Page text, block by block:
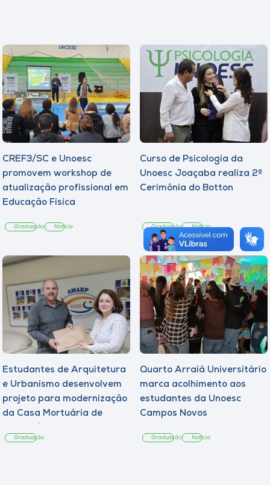
CREF3/SC e Unoesc
promovem workshop de
atualização profissional em
Educação Física
Graduação Notícia
Curso de Psicologia da
Unoesc Joaçaba realiza 2ª
Cerimônia do Botton
Graduação Notícia
Estudantes de Arquitetura
e Urbanismo desenvolvem
projeto para modernização
da Casa Mortuária de
Graduação
Quarto Arraiá Universitário
marca acolhimento aos
estudantes da Unoesc
Campos Novos
Graduação Notícia